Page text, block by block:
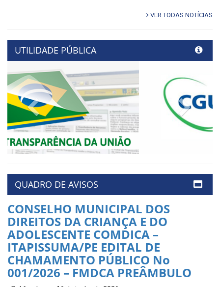
VER TODAS NOTÍCIAS
UTILIDADE PÚBLICA
Previous Next
QUADRO DE AVISOS
CONSELHO MUNICIPAL DOS
DIREITOS DA CRIANÇA E DO
ADOLESCENTE COMDICA –
ITAPISSUMA/PE EDITAL DE
CHAMAMENTO PÚBLICO No
001/2026 – FMDCA PREÂMBULO